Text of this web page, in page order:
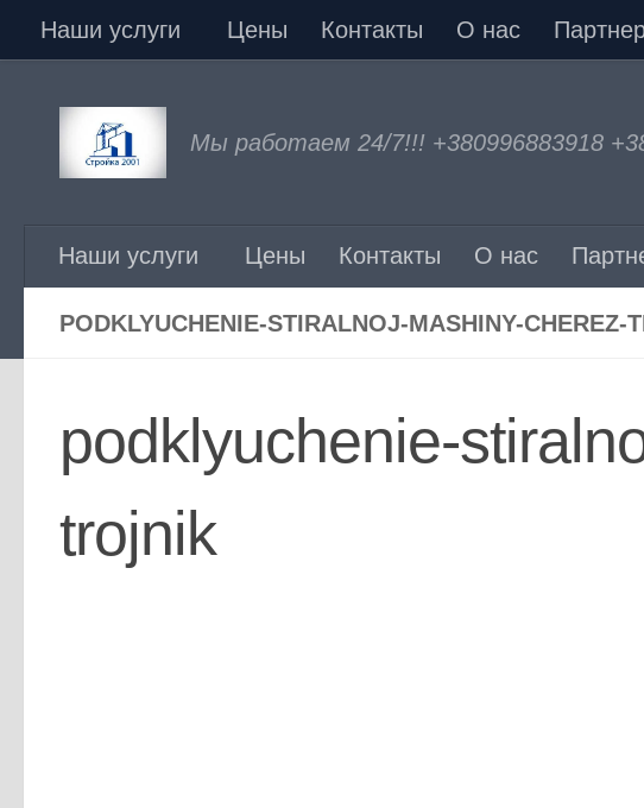
Перейти к содержимому
Наши услуги Цены Контакты О нас
Мы работаем 24/7!!! +380996883918
Наши услуги Цены Контакты О нас
PODKLYUCHENIE-STIRALNOJ-MASHINY-CHEREZ-
podklyuchenie-
trojnik